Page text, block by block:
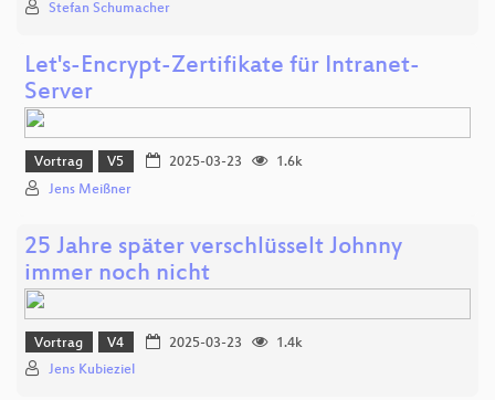
Stefan Schumacher
Let's-Encrypt-Zertifikate für Intranet-
Server
Vortrag V5 2025-03-23
1.6k
Jens Meißner
25 Jahre später verschlüsselt Johnny
immer noch nicht
Vortrag V4 2025-03-23
1.4k
Jens Kubieziel